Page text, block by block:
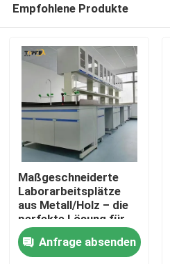
Produkte
VR Show
Empfohlene Produkte
Maßgeschneiderte
Laborarbeitsplätze
aus Metall/Holz – die
perfekte Lösung für
Ihre
Arbeitsplatzanforderungen
Anfrage absenden